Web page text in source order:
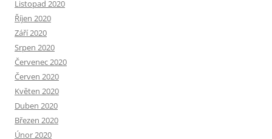
Listopad 2020
Říjen 2020
Září 2020
Srpen 2020
Červenec 2020
Červen 2020
Květen 2020
Duben 2020
Březen 2020
Únor 2020